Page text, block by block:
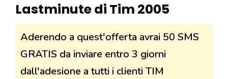
Lastminute di Tim 2005
Aderendo a quest'offerta avrai 50 SMS
GRATIS da inviare entro 3 giorni
dall'adesione a tutti i clienti TIM